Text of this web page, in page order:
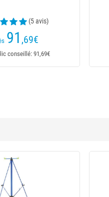
(5 avis)
91 ,69€
conseillé: 91,69€